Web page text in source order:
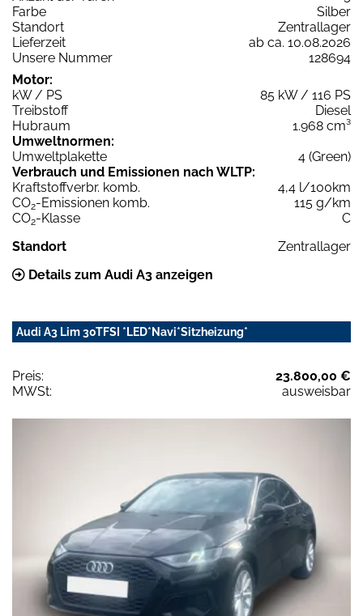
Farbe
Silber
Standort
Zentrallager
Lieferzeit
ab ca. 10.08.2026
Unsere Nummer
128694
Motor:
kW / PS
85 kW / 116 PS
Treibstoff
Diesel
Hubraum
1.968 cm³
Umweltnormen:
Umweltplakette
4 (Green)
Verbrauch und Emissionen nach WLTP:
Kraftstoffverbr. komb.
4,4 l/100km
CO2-Emissionen komb.
115 g/km
CO2-Klasse
C
Standort
Zentrallager
Details zum Audi A3 anzeigen
Audi A3 Lim 30TFSI *LED*Navi*Sitzheizung*
Preis:
23.800,00 €
MWSt:
ausweisbar